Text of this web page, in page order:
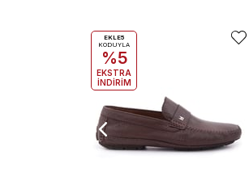
EKLE5
KODUYLA
%5
EKSTRA
İNDİRİM